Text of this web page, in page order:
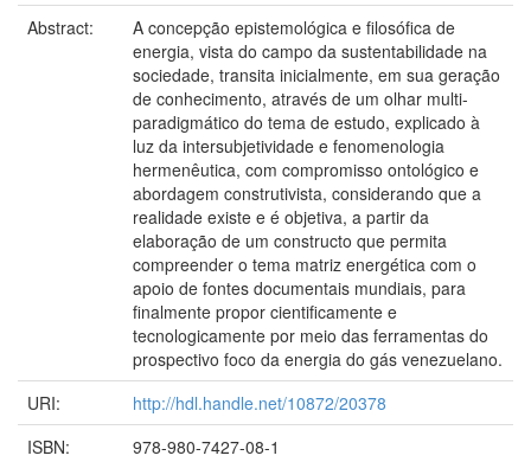
Abstract:
A concepção epistemológica e filosófica de
energia, vista do campo da sustentabilidade na
sociedade, transita inicialmente, em sua geração
de conhecimento, através de um olhar multi-
paradigmático do tema de estudo, explicado à
luz da intersubjetividade e fenomenologia
hermenêutica, com compromisso ontológico e
abordagem construtivista, considerando que a
realidade existe e é objetiva, a partir da
elaboração de um constructo que permita
compreender o tema matriz energética com o
apoio de fontes documentais mundiais, para
finalmente propor cientificamente e
tecnologicamente por meio das ferramentas do
prospectivo foco da energia do gás venezuelano.
URI:
http://hdl.handle.net/10872/20378
ISBN:
978-980-7427-08-1